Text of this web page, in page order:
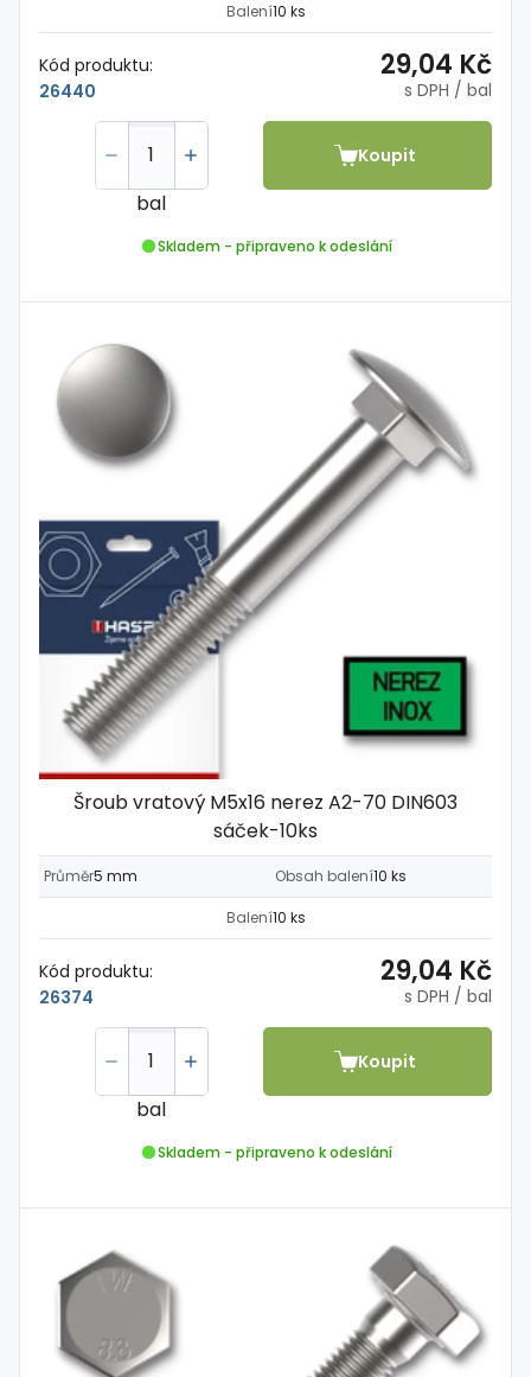
Balení10 ks
Kód produktu:
26440
29,04 Kč
s DPH / bal
bal
Koupit
Skladem - připraveno k odeslání
Šroub vratový M5x16 nerez A2-70 DIN603
sáček-10ks
Průměr5 mm Obsah balení10 ks
Balení10 ks
Kód produktu:
26374
29,04 Kč
s DPH / bal
bal
Koupit
Skladem - připraveno k odeslání